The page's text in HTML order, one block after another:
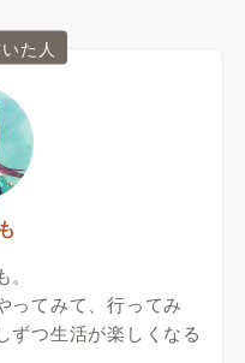
た人
ってみて、行ってみ
ずつ生活が楽しくなる